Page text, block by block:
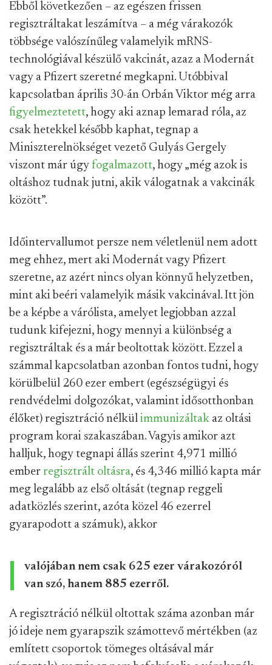
Ebből következően – az egészen frissen
regisztráltakat leszámítva – a még várakozók
többsége valószínűleg valamelyik mRNS-
technológiával készülő vakcinát, azaz a Modernát
vagy a Pfizert szeretné megkapni. Utóbbival
kapcsolatban április 30-án Orbán Viktor még arra
figyelmeztetett, hogy aki aznap lemarad róla, az
csak hetekkel később kaphat, tegnap a
Miniszterelnökséget vezető Gulyás Gergely
viszont már úgy fogalmazott, hogy „még azok is
oltáshoz tudnak jutni, akik válogatnak a vakcinák
között”.
Időintervallumot persze nem véletlenül nem adott
meg ehhez, mert aki Modernát vagy Pfizert
szeretne, az azért nincs olyan könnyű helyzetben,
mint aki beéri valamelyik másik vakcinával. Itt jön
be a képbe a várólista, amelyet legjobban azzal
tudunk kifejezni, hogy mennyi a különbség a
regisztráltak és a már beoltottak között. Ezzel a
számmal kapcsolatban azonban fontos tudni, hogy
körülbelül 260 ezer embert (egészségügyi és
rendvédelmi dolgozókat, valamint idősotthonban
élőket) regisztráció nélkül immunizáltak az oltási
program korai szakaszában. Vagyis amikor azt
halljuk, hogy tegnapi állás szerint 4,971 millió
ember regisztrált oltásra, és 4,346 millió kapta már
meg legalább az első oltását (tegnap reggeli
adatközlés szerint, azóta közel 46 ezerrel
gyarapodott a számuk), akkor
valójában nem csak 625 ezer várakozóról
van szó, hanem 885 ezerről.
A regisztráció nélkül oltottak száma azonban már
jó ideje nem gyarapszik számottevő mértékben (az
említett csoportok tömeges oltásával már